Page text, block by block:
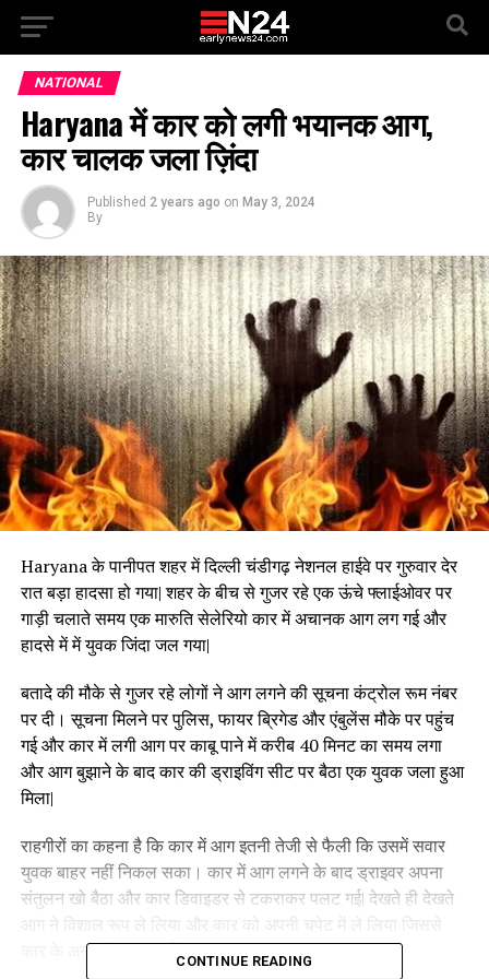
NATIONAL
Haryana में कार को लगी भयानक आग,
कार चालक जला ज़िंदा
Published 2 years ago on May 3, 2024
By
Haryana के पानीपत शहर में दिल्ली चंडीगढ़ नेशनल हाईवे पर गुरुवार देर
रात बड़ा हादसा हो गया| शहर के बीच से गुजर रहे एक ऊंचे फ्लाईओवर पर
गाड़ी चलाते समय एक मारुति सेलेरियो कार में अचानक आग लग गई और
हादसे में में युवक जिंदा जल गया|
बतादे की मौके से गुजर रहे लोगों ने आग लगने की सूचना कंट्रोल रूम नंबर
पर दी। सूचना मिलने पर पुलिस, फायर ब्रिगेड और एंबुलेंस मौके पर पहुंच
गई और कार में लगी आग पर काबू पाने में करीब 40 मिनट का समय लगा
और आग बुझाने के बाद कार की ड्राइविंग सीट पर बैठा एक युवक जला हुआ
मिला|
राहगीरों का कहना है कि कार में आग इतनी तेजी से फैली कि उसमें सवार
युवक बाहर नहीं निकल सका। कार में आग लगने के बाद ड्राइवर अपना
संतुलन खो बैठा और कार डिवाइडर से टकराकर पलट गई| देखते ही देखते
कार के अन्दर बैठा शख्श जिंदा जल गया |
CONTINUE READING